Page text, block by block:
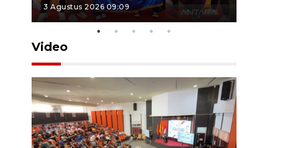
3 Agustus 2026 09:09
Video